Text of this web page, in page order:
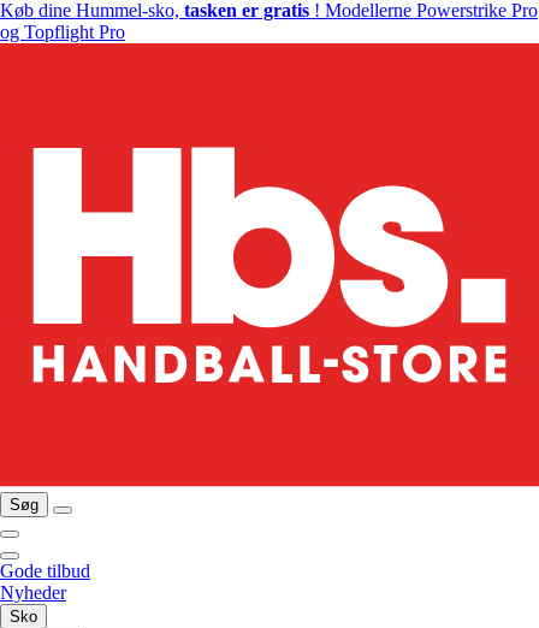
Køb dine Hummel-sko, tasken er gratis ! Modellerne Powerstrike Pro
og Topflight Pro
Søg
Gode tilbud
Nyheder
Sko